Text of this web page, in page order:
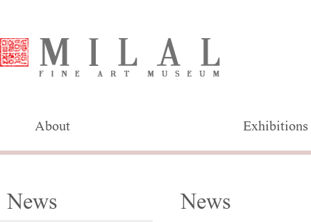
About Exhibitions
News News